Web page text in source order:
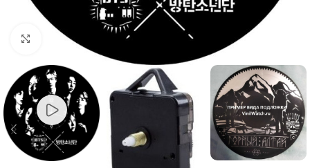
Нажмите, чтобы увеличить